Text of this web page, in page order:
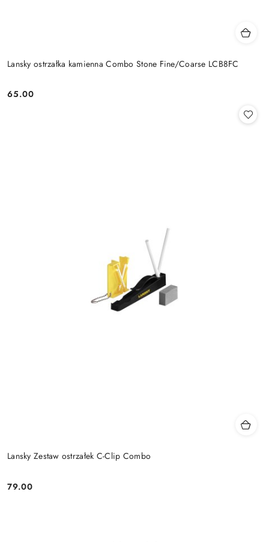
Lansky ostrzałka kamienna Combo Stone Fine/Coarse LCB8FC
Cena:
65.00
Lansky Zestaw ostrzałek C-Clip Combo
Cena:
79.00